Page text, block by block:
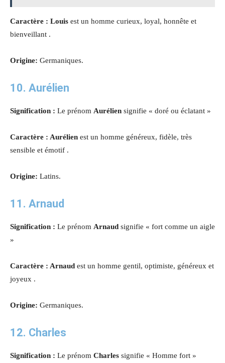
Caractère : Louis est un homme curieux, loyal, honnête et
bienveillant .
Origine: Germaniques.
10. Aurélien
Signification : Le prénom Aurélien signifie « doré ou éclatant »
Caractère : Aurélien est un homme généreux, fidèle, très
sensible et émotif .
Origine: Latins.
11. Arnaud
Signification : Le prénom Arnaud signifie « fort comme un aigle
»
Caractère : Arnaud est un homme gentil, optimiste, généreux et
joyeux .
Origine: Germaniques.
12. Charles
Signification : Le prénom Charles signifie « Homme fort »